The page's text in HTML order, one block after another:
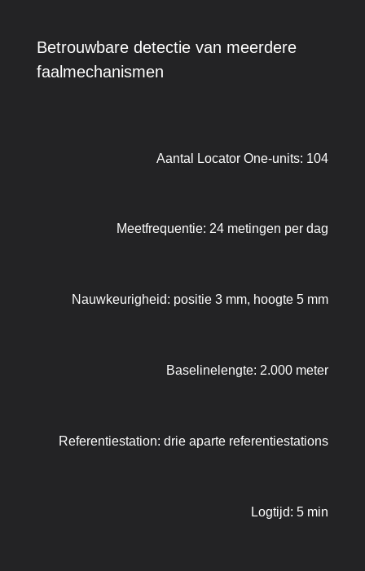
Betrouwbare detectie van meerdere
faalmechanismen
Aantal Locator One-units: 104
Meetfrequentie: 24 metingen per dag
Nauwkeurigheid: positie 3 mm, hoogte 5 mm
Baselinelengte: 2.000 meter
Referentiestation: drie aparte referentiestations
Logtijd: 5 min